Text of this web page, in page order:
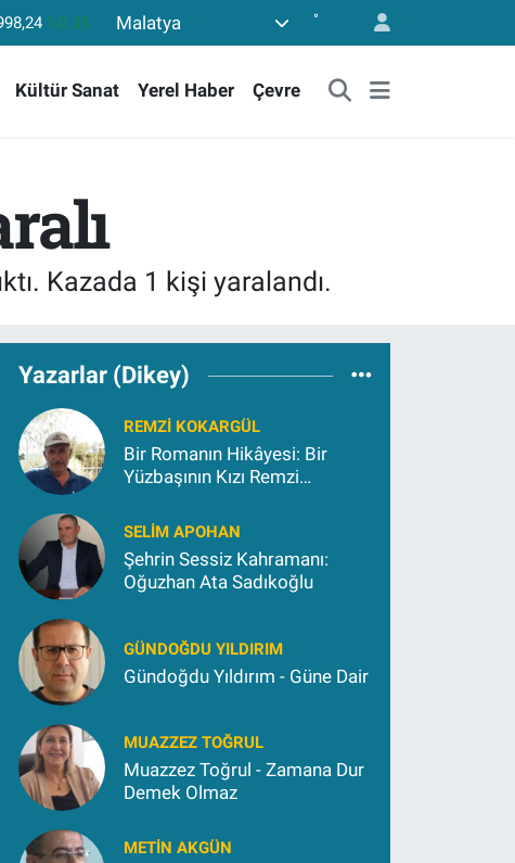
%0.18
%0.38
%0.35
Malatya °
Kültür Sanat Yerel Haber Çevre
Kazada 1 kişi yaralandı.
Yazarlar (Dikey)
REMZI KOKARGÜL
Bir Romanın Hikâyesi: Bir
Yüzbaşının Kızı Remzi
SELIM APOHAN
Şehrin Sessiz Kahramanı:
Oğuzhan Ata Sadıkoğlu
GÜNDOĞDU YILDIRIM
Gündoğdu Yıldırım - Güne Dair
MUAZZEZ TOĞRUL
Muazzez Toğrul - Zamana Dur
Demek Olmaz
METIN AKGÜN